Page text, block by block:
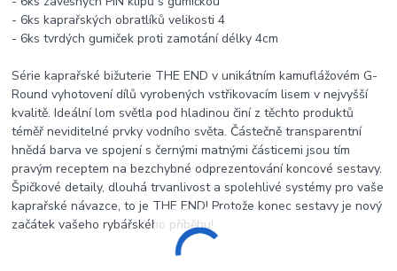
- 6ks kaprařských obratlíků velikosti 4
- 6ks tvrdých gumiček proti zamotání délky 4cm
Série kaprařské bižuterie THE END v unikátním kamuflážovém G-
Round vyhotovení dílů vyrobených vstřikovacím lisem v nejvyšší
kvalitě. Ideální lom světla pod hladinou činí z těchto produktů
téměř neviditelné prvky vodního světa. Částečně transparentní
hnědá barva ve spojení s černými matnými částicemi jsou tím
pravým receptem na bezchybné odprezentování koncové sestavy.
Špičkové detaily, dlouhá trvanlivost a spolehlivé systémy pro vaše
kaprařské návazce, to je THE END! Protože konec sestavy je nový
začátek vašeho rybářského příběhu!